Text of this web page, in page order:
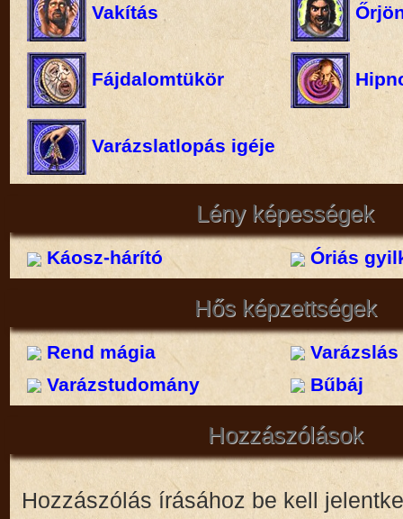
Vakítás
Fájdalomtükör
Varázslatlopás igéje
Lény képességek
Káosz-hárító Óriás
Hős képzettségek
Rend mágia
Varázslás
Varázstudomány
Bűbáj
Hozzászólások
Hozzászólás írásához be kell